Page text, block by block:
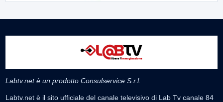
Labtv.net è un prodotto Consulservice S.r.l.
Labtv.net è il sito ufficiale del canale televisivo di Lab Tv canale 84